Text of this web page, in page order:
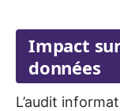
Impact
données
L’audit